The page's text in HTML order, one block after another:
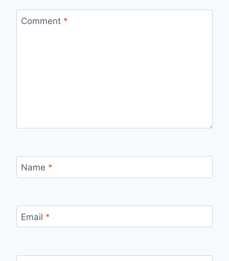
Comment *
Name *
Email *